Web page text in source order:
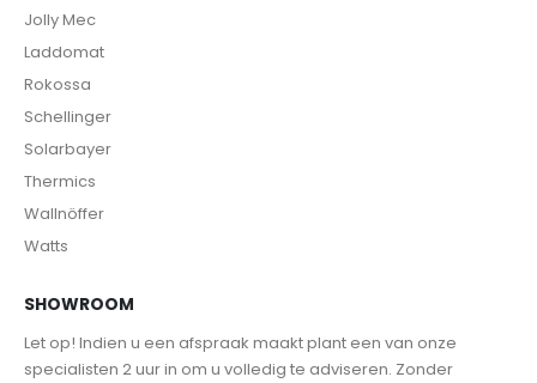
Jolly Mec
Laddomat
Rokossa
Schellinger
Solarbayer
Thermics
Wallnöffer
Watts
SHOWROOM
Let op! Indien u een afspraak maakt plant een van onze
specialisten 2 uur in om u volledig te adviseren. Zonder